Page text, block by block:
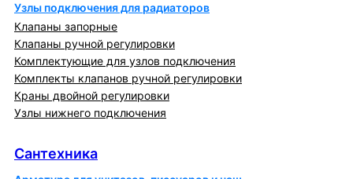
Узлы подключения для радиаторов
Клапаны запорные
Клапаны ручной регулировки
Комплектующие для узлов подключения
Комплекты клапанов ручной регулировки
Краны двойной регулировки
Узлы нижнего подключения
Сантехника